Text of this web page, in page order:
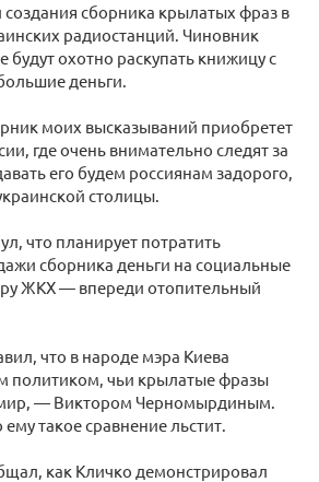
сборника крылатых фраз в
радиостанций. Чиновник
будут охотно раскупать книжицу с
деньги.
моих высказываний приобретет
где очень внимательно следят за
его будем россиянам задорого,
столицы.
что планирует потратить
сборника деньги на социальные
ЖКХ — впереди отопительный
что в народе мэра Киева
политиком, чьи крылатые фразы
мир, — Виктором Черномырдиным.
такое сравнение льстит.
как Кличко демонстрировал